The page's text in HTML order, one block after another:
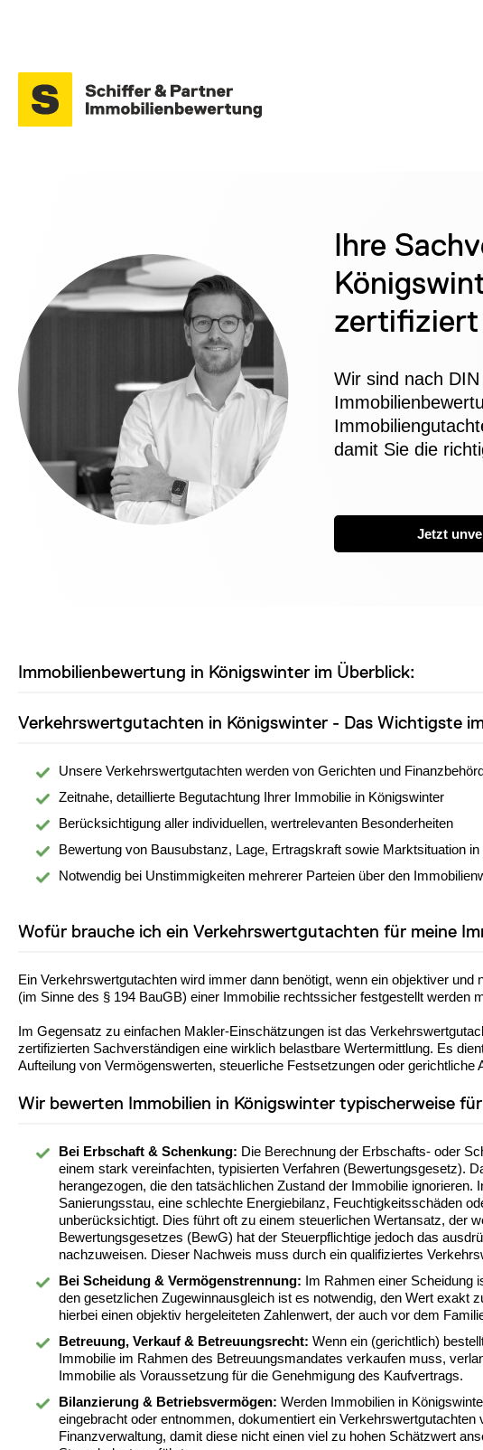
Ihre
zertifiziert
Wir sind nach
damit Sie die
Jetzt
Immobilienbewertung in Königswinter im Überblick:
Verkehrswertgutachten in Königswinter - Das Wichtigste
Unsere Verkehrswertgutachten werden von Gerichten und
Zeitnahe, detaillierte Begutachtung Ihrer Immobilie in Königswinter
Berücksichtigung aller individuellen, wertrelevanten Besonderheiten
Bewertung von Bausubstanz, Lage, Ertragskraft sowie Marktsituation
Notwendig bei Unstimmigkeiten mehrerer Parteien über den
Wofür brauche ich ein Verkehrswertgutachten für meine
Ein Verkehrswertgutachten wird immer dann benötigt, wenn ein objektiver
(im Sinne des § 194 BauGB) einer Immobilie rechtssicher festgestellt werden
Im Gegensatz zu einfachen Makler-Einschätzungen ist das
zertifizierten Sachverständigen eine wirklich belastbare Wertermittlung. Es
Aufteilung von Vermögenswerten, steuerliche Festsetzungen oder gerichtliche
Wir bewerten Immobilien in Königswinter typischerweise
Bei Erbschaft & Schenkung: Die Berechnung der Erbschafts- oder
einem stark vereinfachten, typisierten Verfahren (Bewertungsgesetz).
herangezogen, die den tatsächlichen Zustand der Immobilie ignorieren.
Sanierungsstau, eine schlechte Energiebilanz, Feuchtigkeitsschäden
unberücksichtigt. Dies führt oft zu einem steuerlichen Wertansatz, der
Bewertungsgesetzes (BewG) hat der Steuerpflichtige jedoch das
nachzuweisen. Dieser Nachweis muss durch ein qualifiziertes
Bei Scheidung & Vermögenstrennung: Im Rahmen einer Scheidung
den gesetzlichen Zugewinnausgleich ist es notwendig, den Wert exakt
hierbei einen objektiv hergeleiteten Zahlenwert, der auch vor dem
Betreuung, Verkauf & Betreuungsrecht: Wenn ein (gerichtlich)
Immobilie im Rahmen des Betreuungsmandates verkaufen muss,
Immobilie als Voraussetzung für die Genehmigung des Kaufvertrags.
Bilanzierung & Betriebsvermögen: Werden Immobilien in
eingebracht oder entnommen, dokumentiert ein
Finanzverwaltung, damit diese nicht einen viel zu hohen Schätzwert